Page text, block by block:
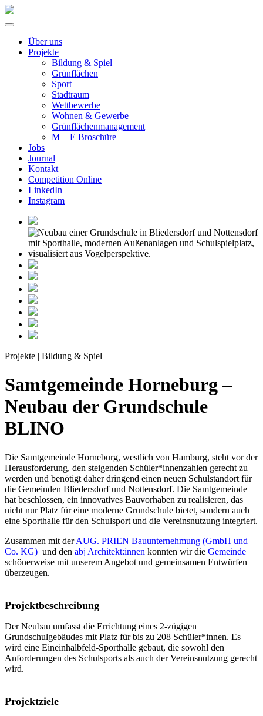
Über uns
Projekte
Bildung & Spiel
Grünflächen
Sport
Stadtraum
Wettbewerbe
Wohnen & Gewerbe
Grünflächenmanagement
M + E Broschüre
Jobs
Journal
Kontakt
Competition Online
LinkedIn
Instagram
Projekte | Bildung & Spiel
Samtgemeinde Horneburg –
Neubau der Grundschule
BLINO
Die Samtgemeinde Horneburg, westlich von Hamburg, steht vor der
Herausforderung, den steigenden Schüler*innenzahlen gerecht zu
werden und benötigt daher dringend einen neuen Schulstandort für
die Gemeinden Bliedersdorf und Nottensdorf. Die Samtgemeinde
hat beschlossen, ein innovatives Bauvorhaben zu realisieren, das
nicht nur Platz für eine moderne Grundschule bietet, sondern auch
eine Sporthalle für den Schulsport und die Vereinsnutzung integriert.
Zusammen mit derAUG. PRIEN Bauunternehmung (GmbH und
Co. KG) und den abj Architekt:innen konnten wir die Gemeinde
schönerweise mit unserem Angebot und gemeinsamen Entwürfen
überzeugen.
Projektbeschreibung
Der Neubau umfasst die Errichtung eines 2-zügigen
Grundschulgebäudes mit Platz für bis zu 208 Schüler*innen. Es
wird eine Eineinhalbfeld-Sporthalle gebaut, die sowohl den
Anforderungen des Schulsports als auch der Vereinsnutzung gerecht
wird.
Projektziele